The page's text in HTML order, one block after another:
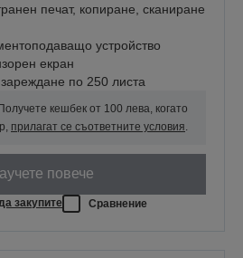
печат, копиране, сканиране
устройство
екран
по 250 листа
кешбек от 100 лева, когато
прилагат се съответните условия
повече
закупите Сравнение